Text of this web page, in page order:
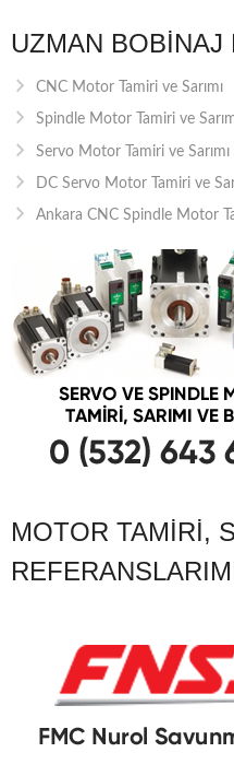
UZMAN BOBINAJ
CNC Motor Tamiri ve Sarımı
Spindle Motor Tamiri ve
Servo Motor Tamiri ve Sarımı
DC Servo Motor Tamiri ve
Ankara CNC Spindle Motor
MOTOR TAMIRI,